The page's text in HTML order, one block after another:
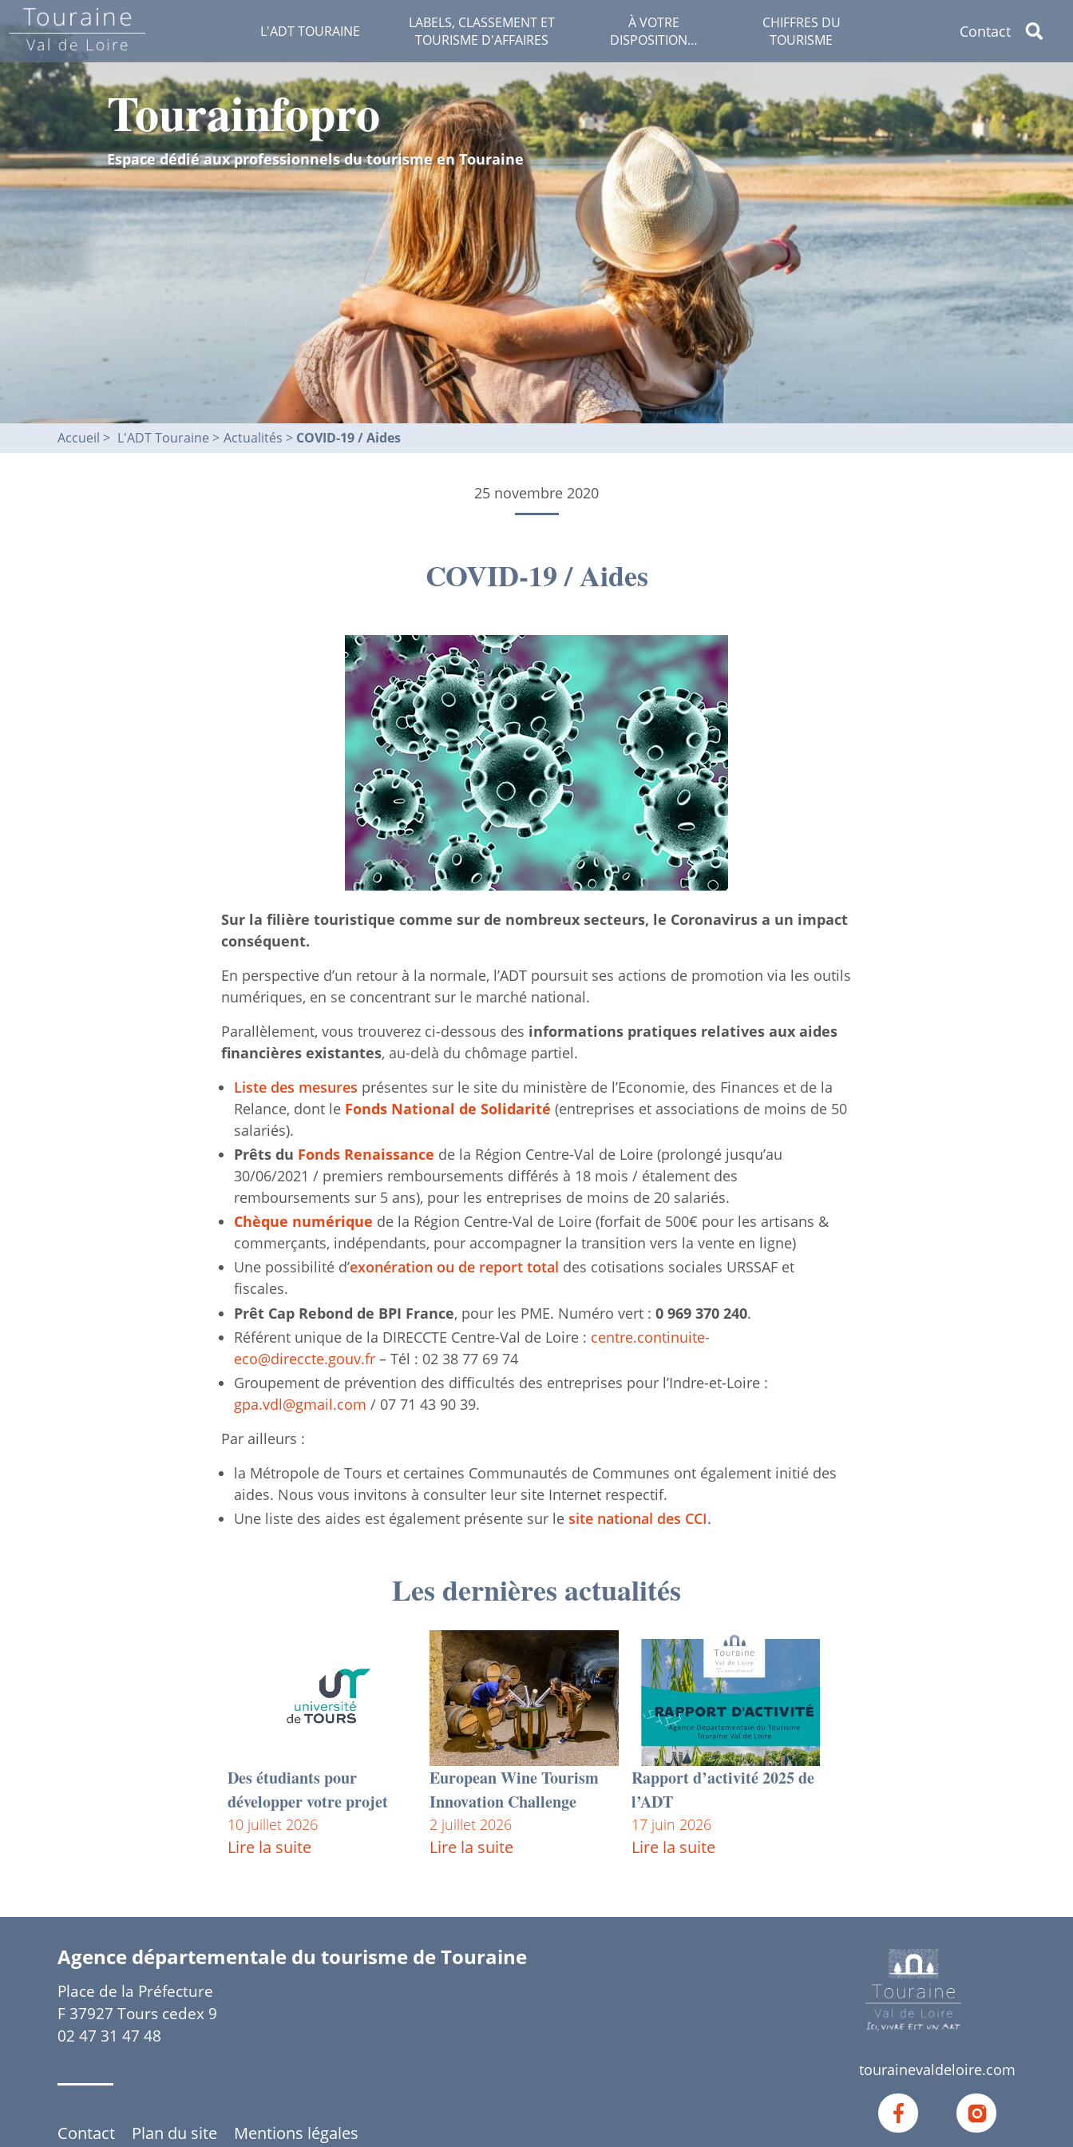
L'ADT TOURAINE
LABELS, CLASSEMENT ET
TOURISME D'AFFAIRES
À VOTRE
DISPOSITION…
CHIFFRES DU
TOURISME
Contact
Tourainfopro
Espace dédié aux professionnels du tourisme en Touraine
Accueil L'ADT Touraine > Actualités COVID-19 / Aides
25 novembre 2020
COVID-19 / Aides
Sur la filière touristique comme sur de nombreux secteurs, le Coronavirus a un impact
conséquent.
En perspective d’un retour à la normale, l’ADT poursuit ses actions de promotion via les outils
numériques, en se concentrant sur le marché national.
Parallèlement, vous trouverez ci-dessous des informations pratiques relatives aux aides
financières existantes, au-delà du chômage partiel.
Liste des mesures présentes sur le site du ministère de l’Economie, des Finances et de la
Relance, dont le Fonds National de Solidarité (entreprises et associations de moins de 50
salariés).
Prêts du Fonds Renaissance de la Région Centre-Val de Loire (prolongé jusqu’au
30/06/2021 / premiers remboursements différés à 18 mois / étalement des
remboursements sur 5 ans), pour les entreprises de moins de 20 salariés.
Chèque numérique de la Région Centre-Val de Loire (forfait de 500€ pour les artisans &
commerçants, indépendants, pour accompagner la transition vers la vente en ligne)
Une possibilité d’exonération ou de report total des cotisations sociales URSSAF et
fiscales.
Prêt Cap Rebond de BPI France, pour les PME. Numéro vert : 0 969 370 240.
Référent unique de la DIRECCTE Centre-Val de Loire : centre.continuite-
eco@direccte.gouv.fr – Tél : 02 38 77 69 74
Groupement de prévention des difficultés des entreprises pour l’Indre-et-Loire :
gpa.vdl@gmail.com / 07 71 43 90 39.
Par ailleurs :
la Métropole de Tours et certaines Communautés de Communes ont également initié des
aides. Nous vous invitons à consulter leur site Internet respectif.
Une liste des aides est également présente sur le site national des CCI.
Les dernières actualités
Des étudiants pour
développer votre projet
10 juillet 2026
Lire la suite
European Wine Tourism
Innovation Challenge
2 juillet 2026
Lire la suite
Rapport d’activité 2025 de
l’ADT
17 juin 2026
Lire la suite
Agence départementale du tourisme de Touraine
Place de la Préfecture
F 37927 Tours cedex 9
02 47 31 47 48
Contact Plan du site Mentions légales
tourainevaldeloire.com
Notre
compte
Notre
compte